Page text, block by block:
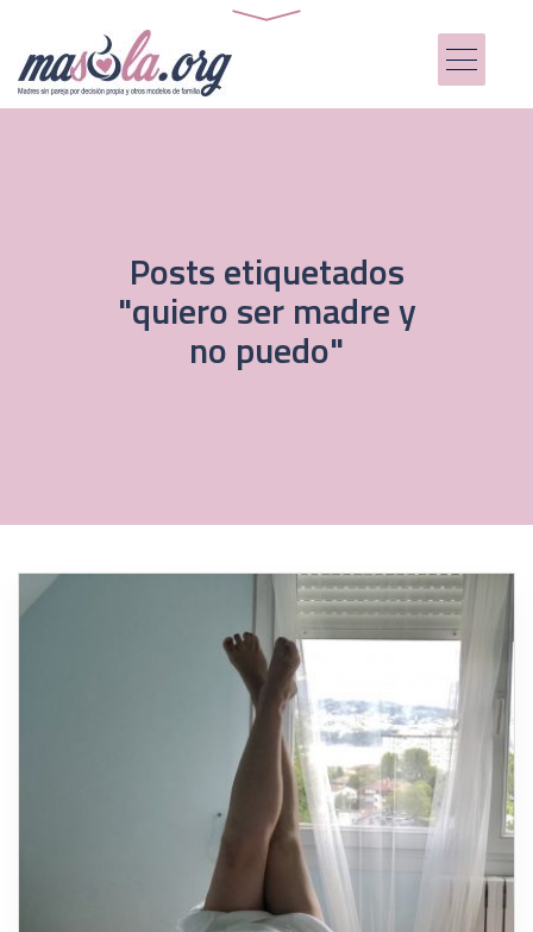
Posts etiquetados
"quiero ser madre y
no puedo"